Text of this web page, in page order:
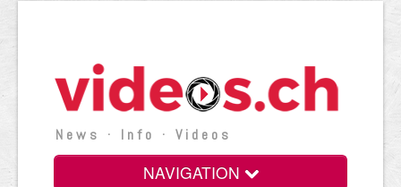
News · Info · Videos
NAVIGATION